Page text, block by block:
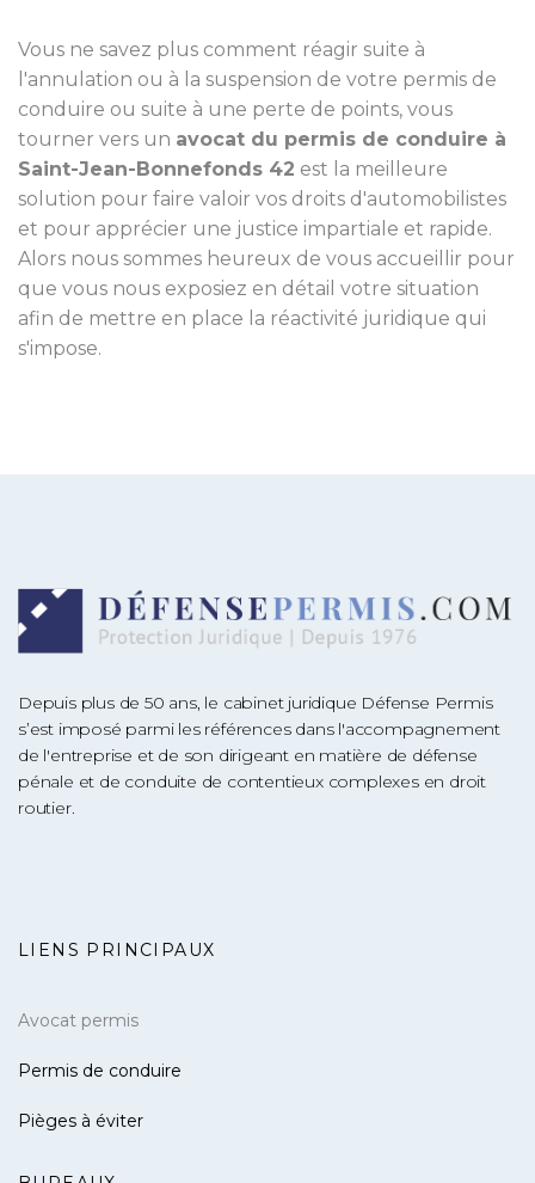
Vous ne savez plus comment réagir suite à
l'annulation ou à la suspension de votre permis de
conduire ou suite à une perte de points, vous
tourner vers un avocat du permis de conduire à
Saint-Jean-Bonnefonds 42 est la meilleure
solution pour faire valoir vos droits d'automobilistes
et pour apprécier une justice impartiale et rapide.
Alors nous sommes heureux de vous accueillir pour
que vous nous exposiez en détail votre situation
afin de mettre en place la réactivité juridique qui
s'impose.
Depuis plus de 50 ans, le cabinet juridique Défense Permis
s’est imposé parmi les références dans l'accompagnement
de l'entreprise et de son dirigeant en matière de défense
pénale et de conduite de contentieux complexes en droit
routier.
LIENS PRINCIPAUX
Avocat permis
Permis de conduire
Pièges à éviter